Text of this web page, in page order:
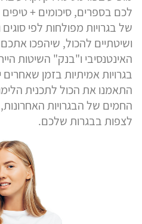
של בגרויות מפולחות לפי
ושיטתיים להכול, שיהפכו
האינטנסיבי ו"בנק" השיטות
בגרויות אמיתיות בזמן
התאמנו את הכול לתכנית
החמים של הבגרויות
לצפות בבגרות שלכם.